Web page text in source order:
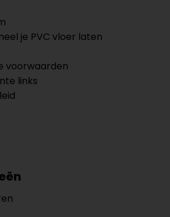
je PVC vloer laten
voorwaarden
links